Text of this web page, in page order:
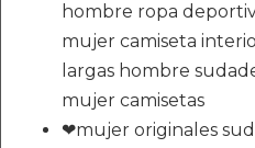
hombre ropa
mujer camiseta
largas hombre
mujer camisetas
❤mujer originales